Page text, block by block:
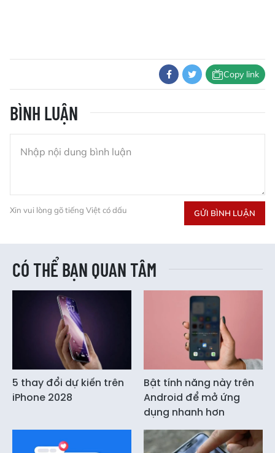
Copy link
BÌNH LUẬN
Xin vui lòng gõ tiếng Việt có dấu GỬI BÌNH LUẬN
CÓ THỂ BẠN QUAN TÂM
5 thay đổi dự kiến trên
iPhone 2028
Bật tính năng này trên
Android để mở ứng
dụng nhanh hơn